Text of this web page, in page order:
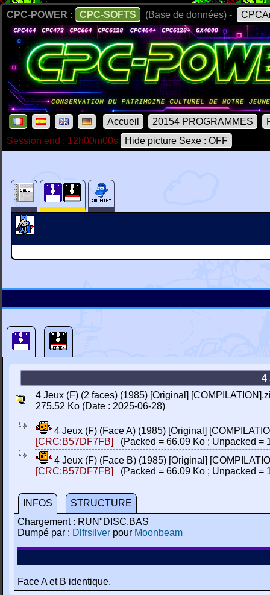
CPC-POWER : CPC-SOFTS (Base de données) -
Accueil 20154 PROGRAMMES
Session end : 12h00m00s
Hide picture Sexe : OFF
4
4 Jeux (F) (2 faces) (1985) [Original]
275.52 Ko (Date : 2025-06-28)
4 Jeux (F) (Face A) (1985) [Original]
[CRC:B57DF7FB]
(Packed = 66.09 Ko ; Unpacked =
4 Jeux (F) (Face B) (1985) [Original]
[CRC:B57DF7FB]
(Packed = 66.09 Ko ; Unpacked =
INFOS
STRUCTURE
Chargement : RUN"DISC.BAS
Dumpé par : Dlfrsilver pour Moonbeam
Face A et B identique.